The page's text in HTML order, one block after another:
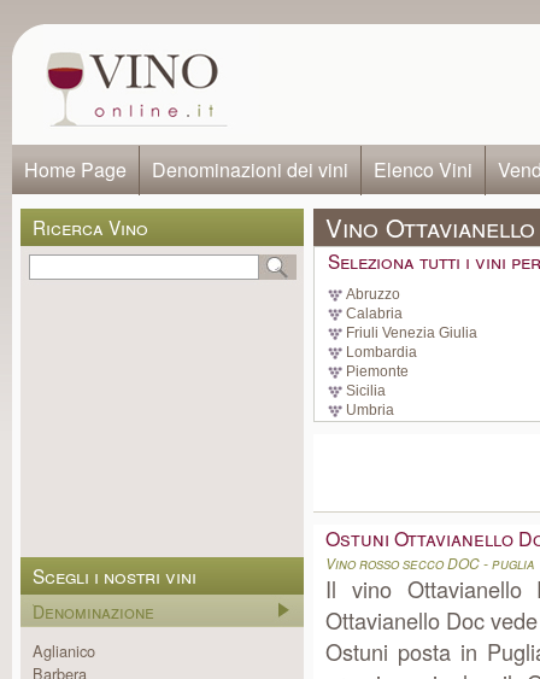
Home Page Denominazioni dei vini Elenco Vini
Ricerca Vino
Scegli i nostri vini
Denominazione
Aglianico
Barbera
Vino
Seleziona tutti i vini
Abruzzo
Calabria
Friuli Venezia Giulia
Lombardia
Piemonte
Sicilia
Umbria
Ostuni Ottavianello
Vino rosso secco DOC - puglia
Il vino
Ottavianello Doc
Ostuni posta in